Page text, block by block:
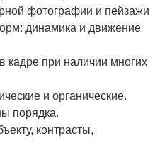
фотографии и пейзажи
динамика и движение
кадре при наличии многих
и органические.
порядка.
контрасты,